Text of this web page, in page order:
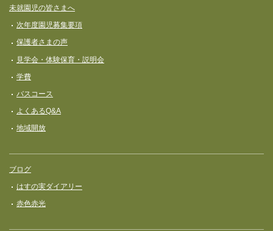
未就園児の皆さまへ
次年度園児募集要項
保護者さまの声
見学会・体験保育・説明会
学費
バスコース
よくあるQ&A
地域開放
ブログ
はすの実ダイアリー
赤色赤光